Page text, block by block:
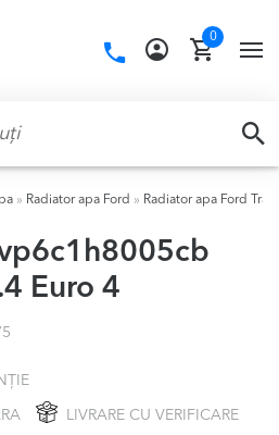
Call
0
» Radiator apa Ford » Radiator apa Ford
Euro 4
LIVRARE CU VERIFICARE